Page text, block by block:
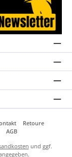
Retoure
AGB
und ggf.